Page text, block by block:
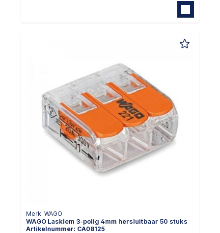
Merk: WAGO
WAGO Lasklem 3-polig 4mm hersluitbaar 50 stuks
Artikelnummer: CA08125